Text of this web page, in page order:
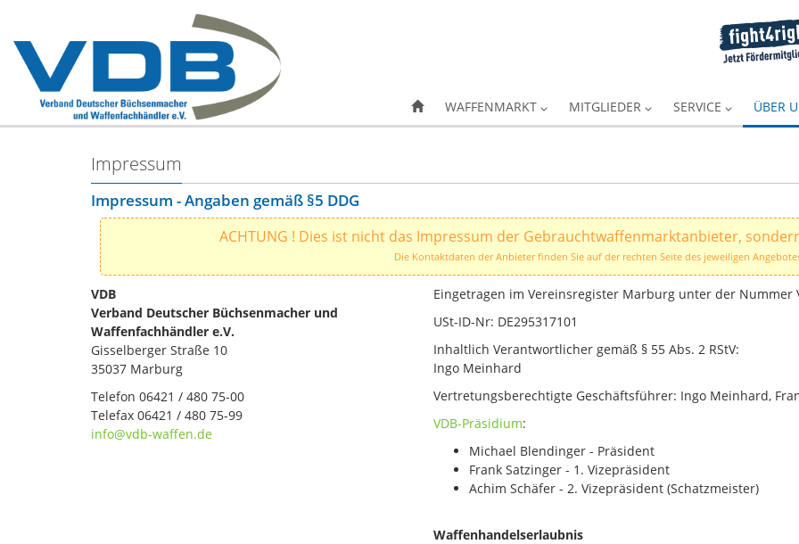
WAFFENMARKT MITGLIEDER SERVICE ÜBER
Impressum
Impressum - Angaben gemäß §5 DDG
ACHTUNG ! Dies ist nicht das Impressum der Gebrauchtwaffenmarktanbieter,
Die Kontaktdaten der Anbieter finden Sie auf der rechten Seite des jeweiligen
VDB
Verband Deutscher Büchsenmacher und
Waffenfachhändler e.V.
Gisselberger Straße 10
35037 Marburg
Telefon 06421 / 480 75-00
Telefax 06421 / 480 75-99
info@vdb-waffen.de
Eingetragen im Vereinsregister Marburg unter der Nummer
USt-ID-Nr: DE295317101
Inhaltlich Verantwortlicher gemäß § 55 Abs. 2 RStV:
Ingo Meinhard
Vertretungsberechtigte Geschäftsführer: Ingo Meinhard,
VDB-Präsidium:
Michael Blendinger - Präsident
Frank Satzinger - 1. Vizepräsident
Achim Schäfer - 2. Vizepräsident (Schatzmeister)
Waffenhandelserlaubnis